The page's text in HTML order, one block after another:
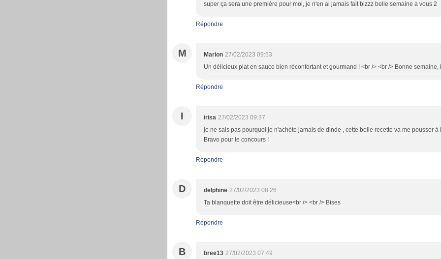
super ça sera une première pour moi, je n'en ai jamais fait bizzz belle semaine a vous 2
Répondre
M Marion 27/02/2023 09:53
Un délicieux plat en sauce bien réconfortant et gourmand ! <br /> <br /> Bonne semaine,
Répondre
I irisa 27/02/2023 09:37
je ne sais pas pourquoi je n'achète jamais de dinde , cette belle recette va me pousser à
Bravo pour le concours !
Répondre
D delphine 27/02/2023 08:26
Ta blanquette doit être délicieuse<br /> <br /> Bises
Répondre
B bree13 27/02/2023 07:49